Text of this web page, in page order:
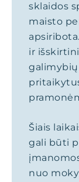
sklaidos
maisto
ir
Šiais
gali būti
nuo